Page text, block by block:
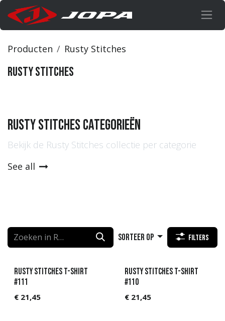
Overslaan naar inhoud
Producten Rusty Stitches
Rusty Stitches
rusty stitches categorieën
Bekijk de Rusty Stitches collectie per categorie
See all
Sorteer op Filters
Rusty Stitches T-Shirt
#111
€ 21,45
Rusty Stitches T-Shirt
#110
€ 21,45